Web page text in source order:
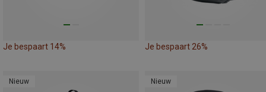
Je bespaart 14% Je bespaart 26%
Nieuw Nieuw